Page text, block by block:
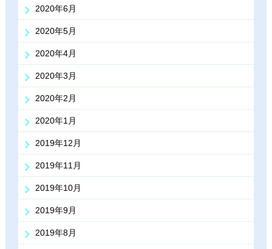
2020年6月
2020年5月
2020年4月
2020年3月
2020年2月
2020年1月
2019年12月
2019年11月
2019年10月
2019年9月
2019年8月